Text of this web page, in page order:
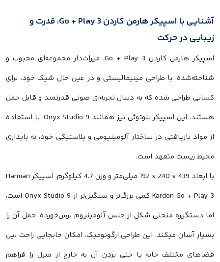
آشنایی با اسپیکر هارمن کاردن Go + Play 3، قدرت و
زیبایی در حرکت
اسپیکر هارمن کاردن Go + Play 3، میراث‌دار مجموعه‌ای محبوب و
شناخته‌شده، با طراحی مینیمالیستی و در عین حال شیک خود، برای
کسانی طراحی شده که به دنبال تجربه‌ای صوتی قدرتمند و قابل حمل
هستند. این اسپیکر بلوتوثی نیز همانند Onyx Studio 9، با استفاده
از مواد بازیافتی در ساختار آلومینیومی و پلاستیکی خود، به پایداری
محیط زیست متعهد است.
با ابعاد 439 × 240 × 192 میلی‌متر و وزن 4.7 کیلوگرم، اسپیکر Harman
Kardon Go + Play 3 کمی بزرگ‌تر و سنگین‌تر از Onyx Studio 9 است،
اما دستگیره منحنی شکل از جنس آلومینیوم برس‌خورده، حمل آن را
بسیار آسان میکند. این طراحی ارگونومیک، امکان جابجایی راحت بین
فضاهای مختلف خانه یا حتی بردن آن به خارج از منزل را فراهم